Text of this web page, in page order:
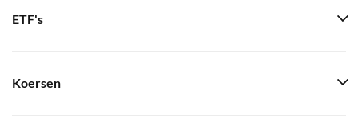
ETF's
Koersen